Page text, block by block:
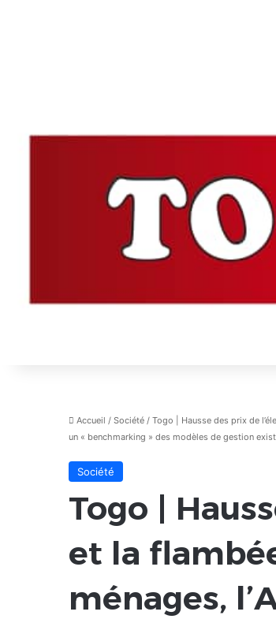
Accueil / Société / Togo | Hausse des prix de
un « benchmarking » des modèles de gestion
Société
Togo |
et la
ménages,